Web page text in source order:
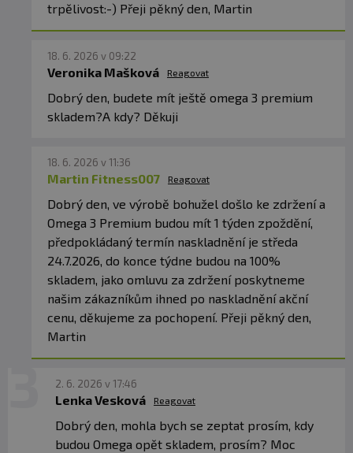
PV:1,31
AV:7,63
TOTOX: 10,25
Tieto hodnoty sa dosiahli vďaka použitiu čerstvého
oleja, kvalitných mäkkých kapsúl, plneniu v
proti oxidácii.
✅NAJČASTEJŠIE OTÁZKY ZÁKAZNÍKOV
PREČO JE FORMA RTG LEPŠIA AKO BEŽNÉ
OMEGA-3?
Reesterifikované triglyceridy (rTG) majú vyššiu
biologickú dostupnosť ako bežné etylestery,
takže organizmus dokáže EPA a DHA
efektívnejšie využiť.
Ideálne počas jedla alebo bezprostredne po
ňom. Prítomnosť tuku v strave podporuje
vstrebávanie omega-3 mastných kyselín.
trpělivost:-) Přeji pěkný den, Martin
18. 6. 2026 v 09:22
Veronika Mašková Reagovat
Dobrý den, budete mít ještě omega 3 premium
skladem?A kdy? Děkuji
18. 6. 2026 v 11:36
Martin Fitness007 Reagovat
Dobrý den, ve výrobě bohužel došlo ke zdržení a
Omega 3 Premium budou mít 1 týden zpoždění,
předpokládaný termín naskladnění je středa
24.7.2026, do konce týdne budou na 100%
skladem, jako omluvu za zdržení poskytneme
našim zákazníkům ihned po naskladnění akční
cenu, děkujeme za pochopení. Přeji pěkný den,
Martin
2. 6. 2026 v 17:46
Lenka Vesková Reagovat
Dobrý den, mohla bych se zeptat prosím, kdy
budou Omega opět skladem, prosím? Moc